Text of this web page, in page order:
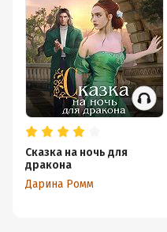
Сказка на ночь для
дракона
Дарина Ромм